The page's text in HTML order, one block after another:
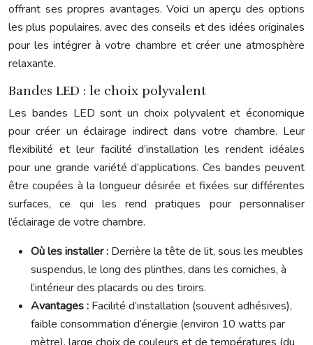
offrant ses propres avantages. Voici un aperçu des options
les plus populaires, avec des conseils et des idées originales
pour les intégrer à votre chambre et créer une atmosphère
relaxante.
Bandes LED : le choix polyvalent
Les bandes LED sont un choix polyvalent et économique
pour créer un éclairage indirect dans votre chambre. Leur
flexibilité et leur facilité d’installation les rendent idéales
pour une grande variété d’applications. Ces bandes peuvent
être coupées à la longueur désirée et fixées sur différentes
surfaces, ce qui les rend pratiques pour personnaliser
l’éclairage de votre chambre.
Où les installer : Derrière la tête de lit, sous les meubles
suspendus, le long des plinthes, dans les corniches, à
l’intérieur des placards ou des tiroirs.
Avantages : Facilité d’installation (souvent adhésives),
faible consommation d’énergie (environ 10 watts par